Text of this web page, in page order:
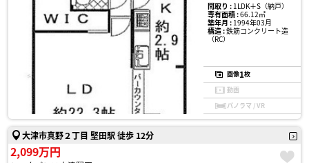
間取り :1LDK＋S（納戸）
専有面積 :66.12㎡
築年月 :1994年03月
構造 :鉄筋コンクリート造
（RC）
画像1枚
動画
パノラマ / VR
大津市真野２丁目 堅田駅 徒歩 12分
2,099万円